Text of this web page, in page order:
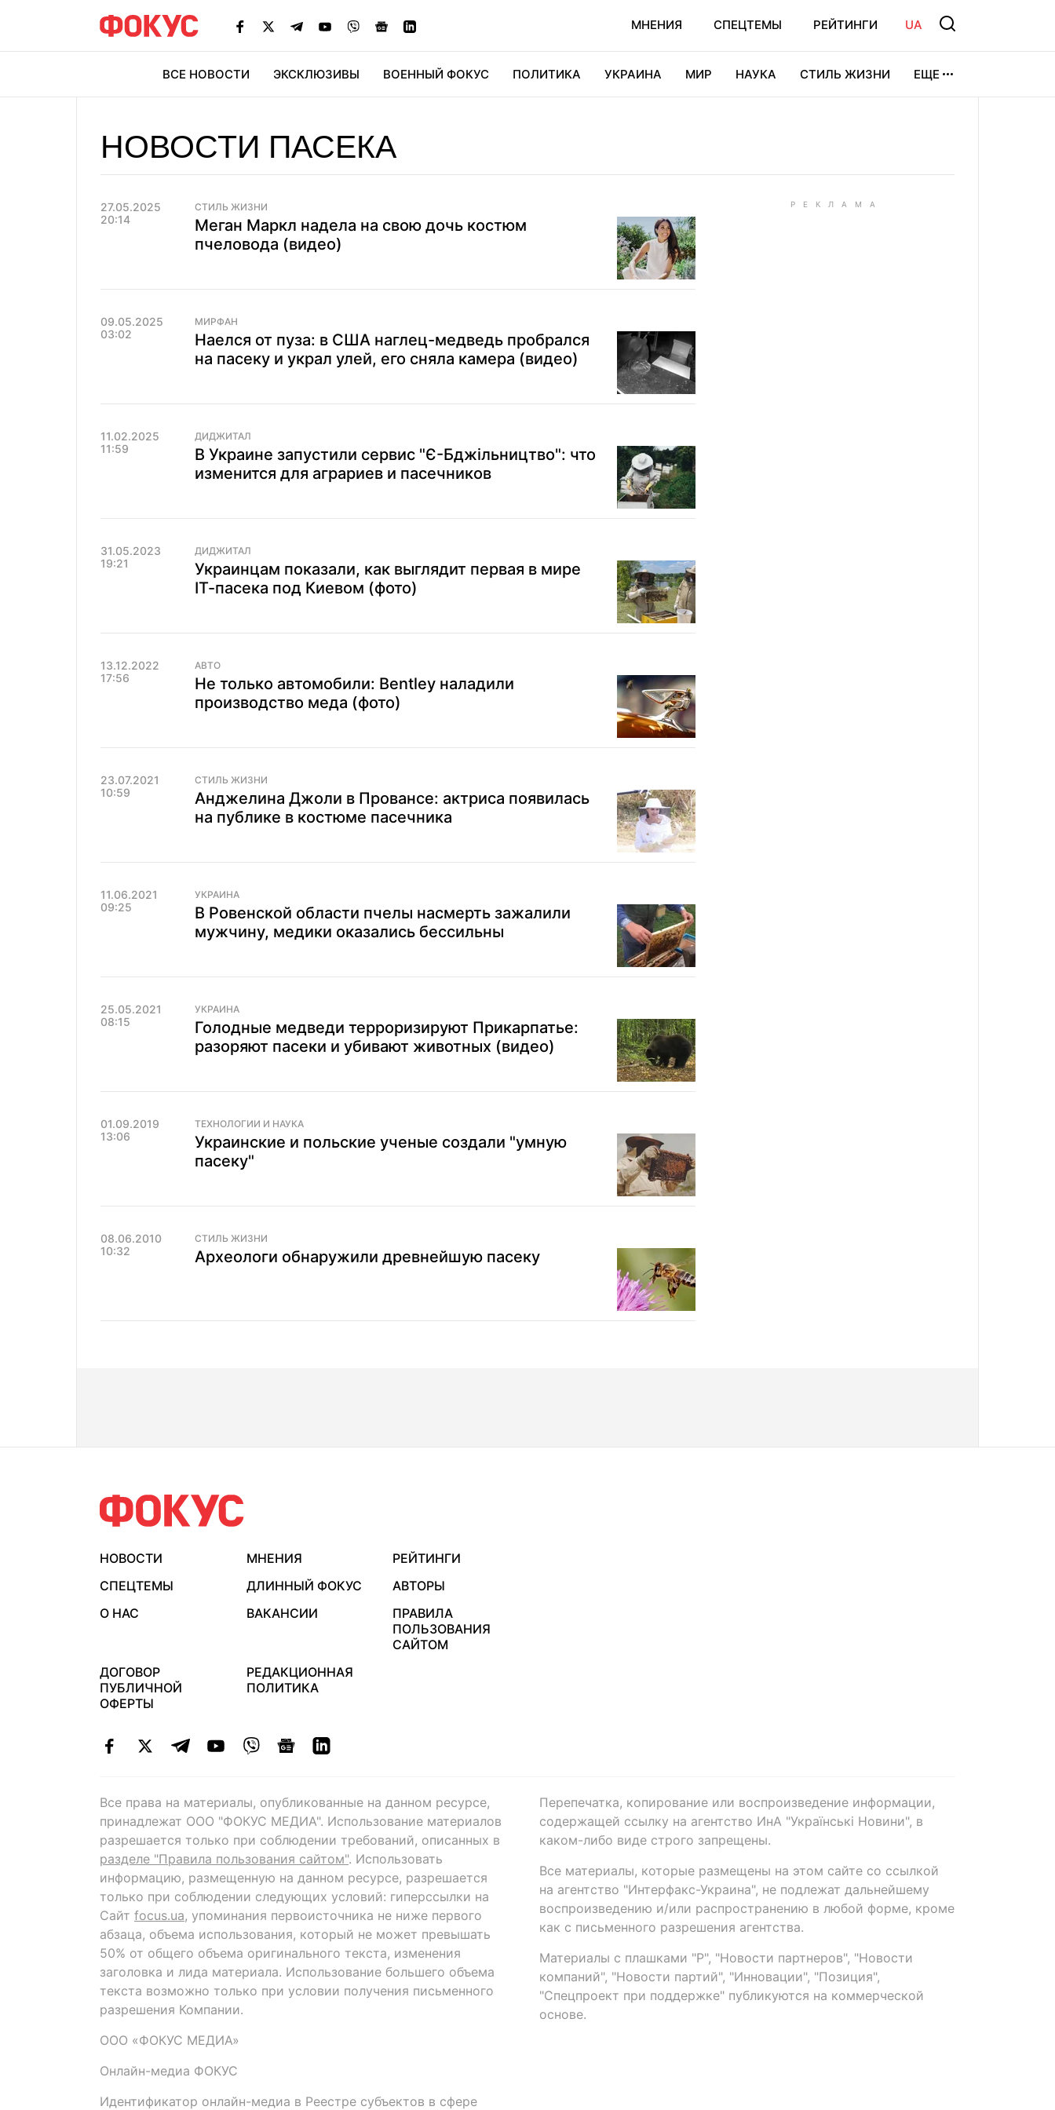
МНЕНИЯ СПЕЦТЕМЫ РЕЙТИНГИ UA
ВСЕ НОВОСТИ ЭКСКЛЮЗИВЫ ВОЕННЫЙ ФОКУС ПОЛИТИКА УКРАИНА МИР НАУКА СТИЛЬ ЖИЗНИ ЕЩЕ
НОВОСТИ ПАСЕКА
27.05.2025
20:14
СТИЛЬ ЖИЗНИ
Меган Маркл надела на свою дочь костюм
пчеловода (видео)
09.05.2025
03:02
МИРФАН
Наелся от пуза: в США наглец-медведь пробрался
на пасеку и украл улей, его сняла камера (видео)
11.02.2025
11:59
ДИДЖИТАЛ
В Украине запустили сервис "Є-Бджільництво": что
изменится для аграриев и пасечников
31.05.2023
19:21
ДИДЖИТАЛ
Украинцам показали, как выглядит первая в мире
ІТ-пасека под Киевом (фото)
13.12.2022
17:56
АВТО
Не только автомобили: Bentley наладили
производство меда (фото)
23.07.2021
10:59
СТИЛЬ ЖИЗНИ
Анджелина Джоли в Провансе: актриса появилась
на публике в костюме пасечника
11.06.2021
09:25
УКРАИНА
В Ровенской области пчелы насмерть зажалили
мужчину, медики оказались бессильны
25.05.2021
08:15
УКРАИНА
Голодные медведи терроризируют Прикарпатье:
разоряют пасеки и убивают животных (видео)
01.09.2019
13:06
ТЕХНОЛОГИИ И НАУКА
Украинские и польские ученые создали "умную
пасеку"
08.06.2010
10:32
СТИЛЬ ЖИЗНИ
Археологи обнаружили древнейшую пасеку
НОВОСТИ МНЕНИЯ
РЕЙТИНГИ
СПЕЦТЕМЫ
ДЛИННЫЙ ФОКУС
АВТОРЫ
О НАС
ВАКАНСИИ
ПРАВИЛА
ПОЛЬЗОВАНИЯ
САЙТОМ
ДОГОВОР
ПУБЛИЧНОЙ
ОФЕРТЫ
РЕДАКЦИОННАЯ
ПОЛИТИКА
Все права на материалы, опубликованные на данном ресурсе,
принадлежат ООО "ФОКУС МЕДИА". Использование материалов
разрешается только при соблюдении требований, описанных в
разделе "Правила пользования сайтом". Использовать
информацию, размещенную на данном ресурсе, разрешается
только при соблюдении следующих условий: гиперссылки на
Сайт focus.ua, упоминания первоисточника не ниже первого
абзаца, объема использования, который не может превышать
50% от общего объема оригинального текста, изменения
заголовка и лида материала. Использование большего объема
текста возможно только при условии получения письменного
разрешения Компании.
ООО «ФОКУС МЕДИА»
Онлайн-медиа ФОКУС
Идентификатор онлайн-медиа в Реестре субъектов в сфере
Перепечатка, копирование или воспроизведение информации,
содержащей ссылку на агентство ИнА "Українські Новини", в
каком-либо виде строго запрещены.
Все материалы, которые размещены на этом сайте со ссылкой
на агентство "Интерфакс-Украина", не подлежат дальнейшему
воспроизведению и/или распространению в любой форме, кроме
как с письменного разрешения агентства.
Материалы с плашками "Р", "Новости партнеров", "Новости
компаний", "Новости партий", "Инновации", "Позиция",
"Спецпроект при поддержке" публикуются на коммерческой
основе.